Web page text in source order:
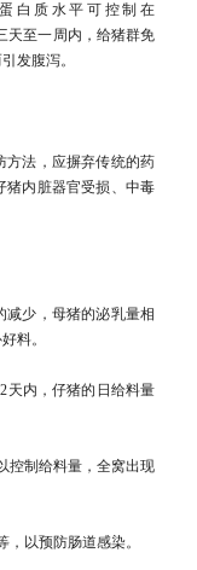
白质水平可控制在
天至一周内，给猪群免
发腹泻。
方法，应摒弃传统的药
猪内脏器官受损、中毒
减少，母猪的泌乳量相
料。
天内，仔猪的日给料量
控制给料量，全窝出现
，以预防肠道感染。